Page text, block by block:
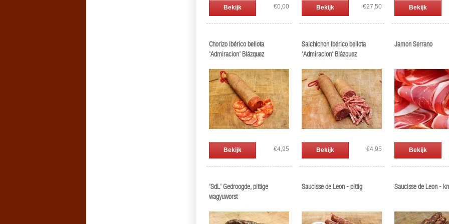
Bekijk €0,00 Bekijk €27,50 Bekijk
Chorizo Ibérico bellota
'Admiracion' Blázquez
Bekijk €4,95
Salchichon Ibérico bellota
'Admiracion' Blázquez
Bekijk €4,95
Jamon Serrano
Bekijk
'SdL' Gedroogde, pittige
wagyuworst
Saucisse de Leon - pittig Saucisse de Leon -